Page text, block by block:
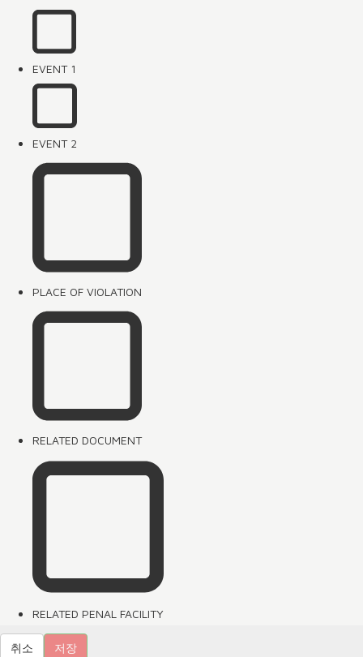
EVENT 1
EVENT 2
PLACE OF VIOLATION
RELATED DOCUMENT
RELATED PENAL FACILITY
취소 저장